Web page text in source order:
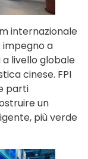
internazionale
a
livello globale
cinese. FPI
parti
un
più verde